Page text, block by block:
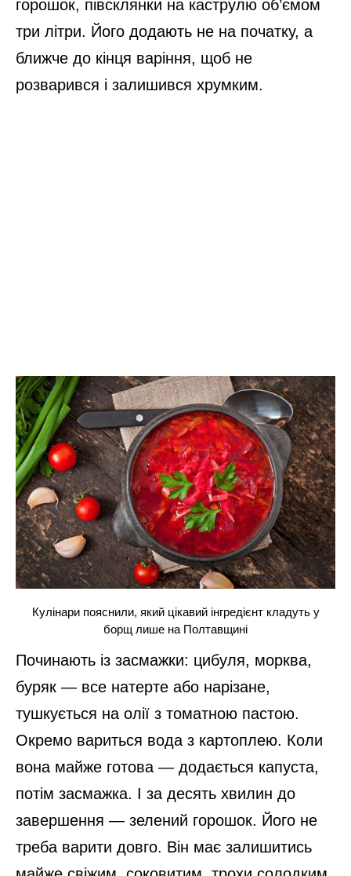
горошок, півсклянки на каструлю об’ємом
три літри. Його додають не на початку, а
ближче до кінця варіння, щоб не
розварився і залишився хрумким.
Кулінари пояснили, який цікавий інгредієнт кладуть у
борщ лише на Полтавщині
Починають із засмажки: цибуля, морква,
буряк — все натерте або нарізане,
тушкується на олії з томатною пастою.
Окремо вариться вода з картоплею. Коли
вона майже готова — додається капуста,
потім засмажка. І за десять хвилин до
завершення — зелений горошок. Його не
треба варити довго. Він має залишитись